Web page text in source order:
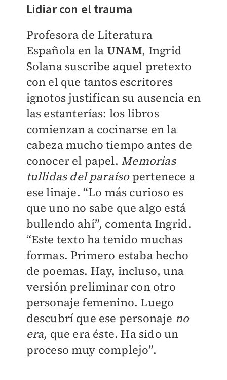
Lidiar con el trauma
Profesora de Literatura
Española en la UNAM, Ingrid
Solana suscribe aquel pretexto
con el que tantos escritores
ignotos justifican su ausencia en
las estanterías: los libros
comienzan a cocinarse en la
cabeza mucho tiempo antes de
conocer el papel. Memorias
tullidas del paraísopertenece a
ese linaje. “Lo más curioso es
que uno no sabe que algo está
bullendo ahí”, comenta Ingrid.
“Este texto ha tenido muchas
formas. Primero estaba hecho
de poemas. Hay, incluso, una
versión preliminar con otro
personaje femenino. Luego
descubrí que ese personaje no
era, que era éste. Ha sido un
proceso muy complejo”.